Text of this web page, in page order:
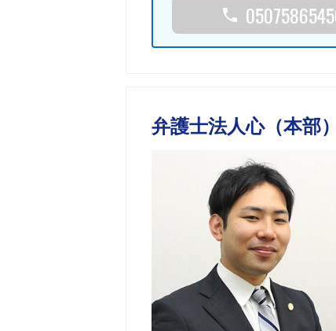
弁護士法人心（本部）